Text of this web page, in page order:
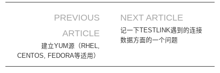
Post navigation
PREVIOUS
ARTICLE
建立YUM源（RHEL,
CENTOS, FEDORA等适用）
NEXT ARTICLE
记一下TESTLINK遇到的连接
数据方面的一个问题